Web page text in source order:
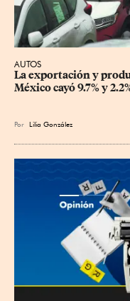
AUTOS
La exportación y
México cayó 9.7% y
Por Lilia González